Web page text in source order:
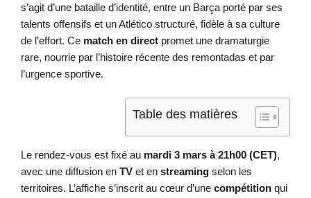
s’agit d’une bataille d’identité, entre un Barça porté par ses
talents offensifs et un Atlético structuré, fidèle à sa culture
de l’effort. Ce match en direct promet une dramaturgie
rare, nourrie par l’histoire récente des remontadas et par
l’urgence sportive.
Table des matières
Le rendez-vous est fixé au mardi 3 mars à 21h00 (CET),
avec une diffusion en TV et en streaming selon les
territoires. L’affiche s’inscrit au cœur d’une compétition qui